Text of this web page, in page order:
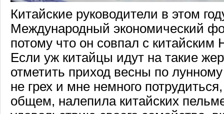
Китайские руководители в этом
Международный экономический
потому что он совпал с
Если уж китайцы идут на такие
отметить приход весны по
не грех и мне немного
общем, налепила китайских